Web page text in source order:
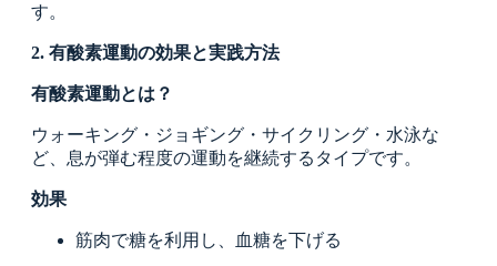
す。
2. 有酸素運動の効果と実践方法
有酸素運動とは？
ウォーキング・ジョギング・サイクリング・水泳な
ど、息が弾む程度の運動を継続するタイプです。
効果
筋肉で糖を利用し、血糖を下げる